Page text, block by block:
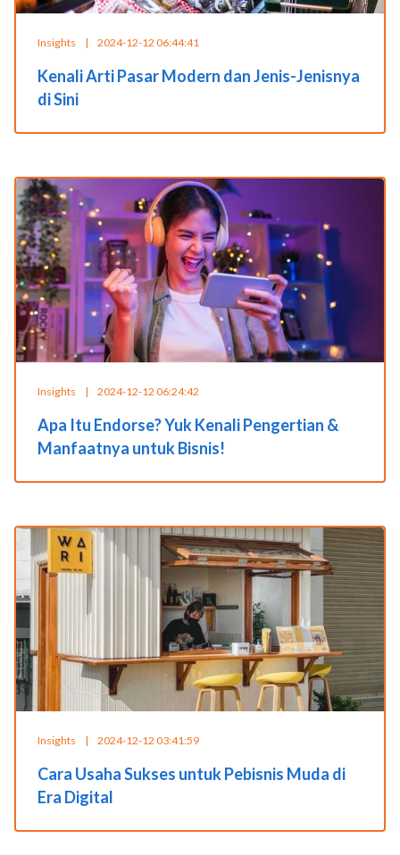
Insights | 2024-12-12 06:44:41
Kenali Arti Pasar Modern dan Jenis-Jenisnya
di Sini
Insights | 2024-12-12 06:24:42
Apa Itu Endorse? Yuk Kenali Pengertian &
Manfaatnya untuk Bisnis!
Insights | 2024-12-12 03:41:59
Cara Usaha Sukses untuk Pebisnis Muda di
Era Digital